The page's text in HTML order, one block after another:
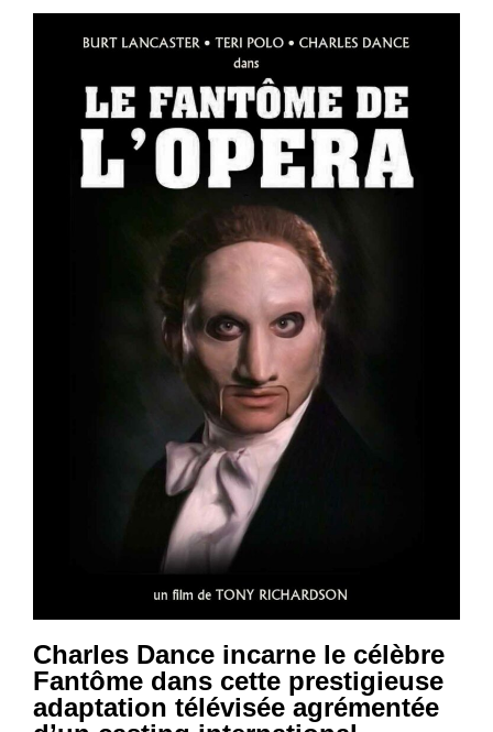
Charles Dance incarne le célèbre
Fantôme dans cette prestigieuse
adaptation télévisée agrémentée